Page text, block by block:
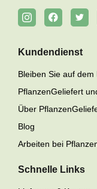
Kundendienst
Bleiben Sie auf
PflanzenGeliefert
Über
Blog
Arbeiten bei
Schnelle Links